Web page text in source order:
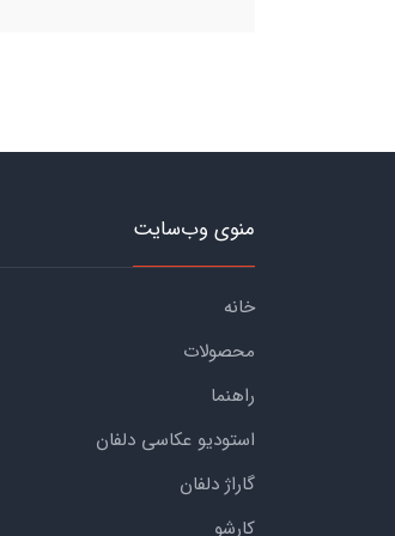
منوی وب‌سایت
خانه
محصولات
راهنما
استودیو عکاسی دلفان
گاراژ دلفان
کارشو